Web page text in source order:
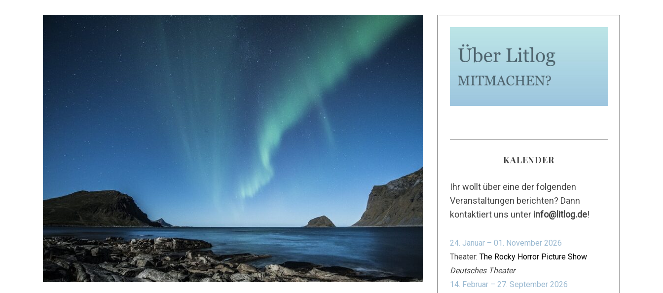
KALENDER
Ihr wollt über eine der folgenden
Veranstaltungen berichten? Dann
kontaktiert uns unter info@litlog.de!
24. Januar – 01. November 2026
Theater: The Rocky Horror Picture Show
Deutsches Theater
14. Februar – 27. September 2026